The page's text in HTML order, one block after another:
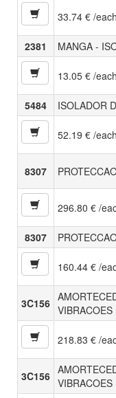
33.74 € /each
2381 MANGA -
13.05 € /each
5484 ISOLADOR
52.19 € /each
8307
296.80 € /
8307
160.44 € /
3C156 VIBRACOES
218.83 € /
3C156 VIBRACOES